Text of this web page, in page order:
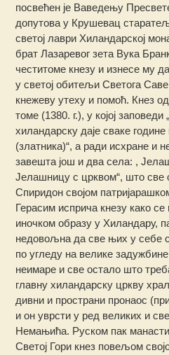
посвећен је Ваведењу
допутова у Крушевац
светој лаври Хиландарској
брат Лазаревог зета Вука
честитоме кнезу и изнесе му
у светој обитељи Светога
кнежеву утеху и помоћ. Кнез
томе (1380. г.), у којој
хиландарску даје сваке године
(златника)“, а ради исхране и
завешта још и два села: ,
Јелашницу с црквом“, што све
Спиридон својом
Герасим исприча кнезу како се
иночком образу у Хиландару,
недовољна да све њих у себе
по угледу на велике
неимаре и све остало што
главну хиландарску цркву
дивни и пространи пронаос
и он уврсти у ред великих и
Немањића. Руском пак
Светој Гори кнез повељом